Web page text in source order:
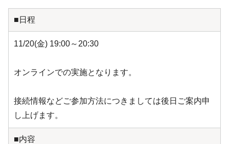
■日程
11/20(金) 19:00～20:30
オンラインでの実施となります。
接続情報などご参加方法につきましては後日ご案内申
し上げます。
■内容